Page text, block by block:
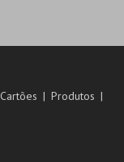
Cartões
Produtos